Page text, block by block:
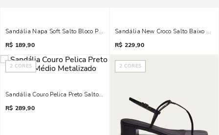
Sandália Napa Soft Salto Bloco Preto Metal
R$ 189,90
Sandália New Croco Salto Baixo
R$ 229,90
2 CORES
Sandália Couro Pelica Preto Salto Médio Metalizado
R$ 289,90
2 CORES